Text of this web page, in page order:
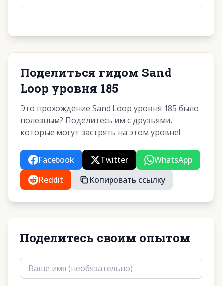
Поделиться гидом Sand
Loop уровня 185
Это прохождение Sand Loop уровня 185 было
полезным? Поделитесь им с друзьями,
которые могут застрять на этом уровне!
Facebook Twitter
WhatsApp
Reddit
Копировать ссылку
Поделитесь своим опытом